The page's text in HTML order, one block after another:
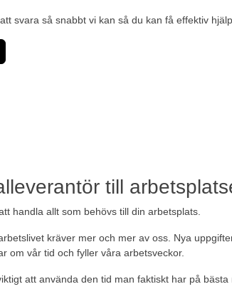
svara så snabbt vi kan så du kan få effektiv hjälp.
till
handla allt som behövs till din arbetsplats.
kräver mer och mer av oss. Nya
om vår tid och fyller våra arbetsveckor.
att använda den tid man faktiskt har på bästa